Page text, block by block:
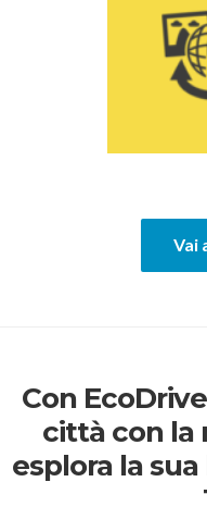
Vai
Con
città con la
esplora la